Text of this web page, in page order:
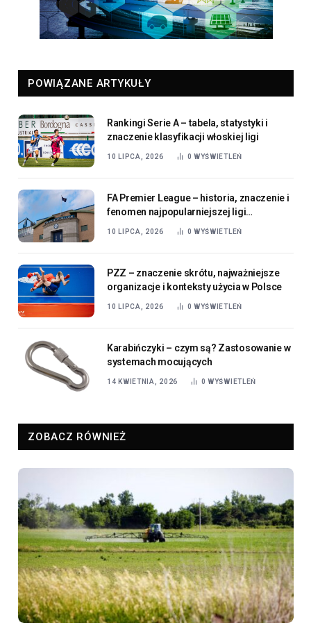
POWIĄZANE ARTYKUŁY
Rankingi Serie A – tabela, statystyki i
znaczenie klasyfikacji włoskiej ligi
10 LIPCA, 2026 0 WYŚWIETLEŃ
FA Premier League – historia, znaczenie i
fenomen najpopularniejszej ligi
piłkarskiej świata
10 LIPCA, 2026 0 WYŚWIETLEŃ
PZZ – znaczenie skrótu, najważniejsze
organizacje i konteksty użycia w Polsce
10 LIPCA, 2026 0 WYŚWIETLEŃ
Karabińczyki – czym są? Zastosowanie w
systemach mocujących
14 KWIETNIA, 2026 0WYŚWIETLEŃ
ZOBACZ RÓWNIEŻ